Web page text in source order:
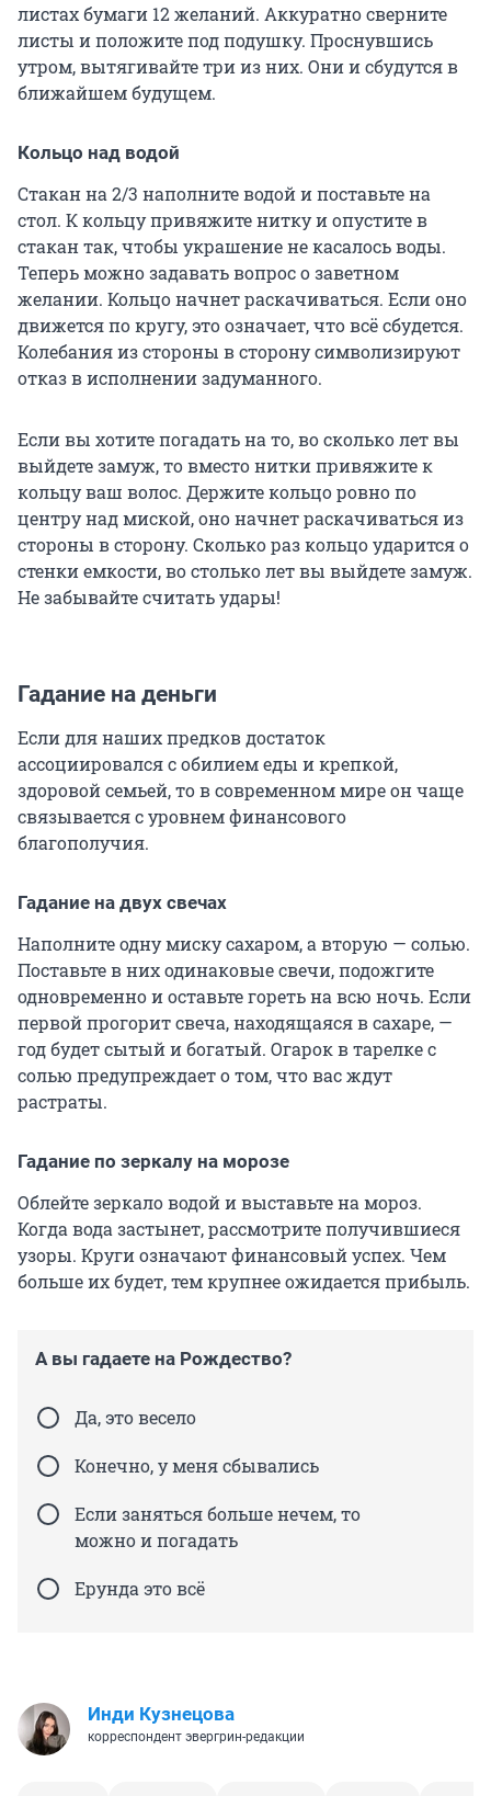
листах бумаги 12 желаний. Аккуратно сверните
листы и положите под подушку. Проснувшись
утром, вытягивайте три из них. Они и сбудутся в
ближайшем будущем.
Кольцо над водой
Стакан на 2/3 наполните водой и поставьте на
стол. К кольцу привяжите нитку и опустите в
стакан так, чтобы украшение не касалось воды.
Теперь можно задавать вопрос о заветном
желании. Кольцо начнет раскачиваться. Если оно
движется по кругу, это означает, что всё сбудется.
Колебания из стороны в сторону символизируют
отказ в исполнении задуманного.
Если вы хотите погадать на то, во сколько лет вы
выйдете замуж, то вместо нитки привяжите к
кольцу ваш волос. Держите кольцо ровно по
центру над миской, оно начнет раскачиваться из
стороны в сторону. Сколько раз кольцо ударится о
стенки емкости, во столько лет вы выйдете замуж.
Не забывайте считать удары!
Гадание на деньги
Если для наших предков достаток
ассоциировался с обилием еды и крепкой,
здоровой семьей, то в современном мире он чаще
связывается с уровнем финансового
благополучия.
Гадание на двух свечах
Наполните одну миску сахаром, а вторую — солью.
Поставьте в них одинаковые свечи, подожгите
одновременно и оставьте гореть на всю ночь. Если
первой прогорит свеча, находящаяся в сахаре, —
год будет сытый и богатый. Огарок в тарелке с
солью предупреждает о том, что вас ждут
растраты.
Гадание по зеркалу на морозе
Облейте зеркало водой и выставьте на мороз.
Когда вода застынет, рассмотрите получившиеся
узоры. Круги означают финансовый успех. Чем
больше их будет, тем крупнее ожидается прибыль.
А вы гадаете на Рождество?
Да, это весело
Конечно, у меня сбывались
Если заняться больше нечем, то
можно и погадать
Ерунда это всё
Инди Кузнецова
корреспондент эвергрин-редакции